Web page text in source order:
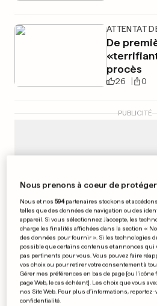
ATTENTAT
De
procès
26 0
PUBLICITÉ
AU PORTUGAL
Nous prenons à coeur de
Nous et nos594partenaires stockons et
telles que des données de navigation ou des
appareil. Si vous sélectionnez J'accepte, les
charge les finalités affichées dans la section «
des données pour fournir ». Si les technologies
possible que certains contenus et annonces
pas pertinents pour vous. Vous pouvez faire
vos choix ou pour retirer votre consentement à
Gérer mes préférences en bas de page [ou l'icône
page Web, le cas échéant]. Les choix que vous
nos Site Web. Pour plus d’informations,
confidentialité.